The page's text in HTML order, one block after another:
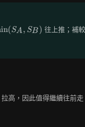
(SA, SB ) 往上推；補
拉高，因此值得繼續往前走